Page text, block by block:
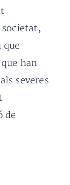
que
han
severes
de